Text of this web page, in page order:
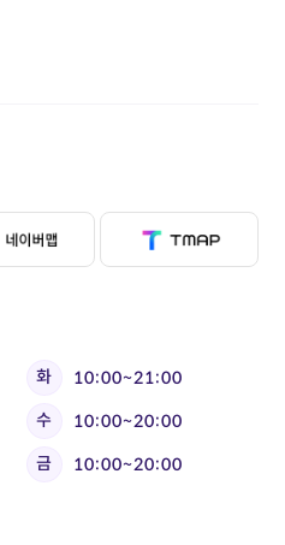
화
10:00~21:00
수
10:00~20:00
금 10:00~20:00